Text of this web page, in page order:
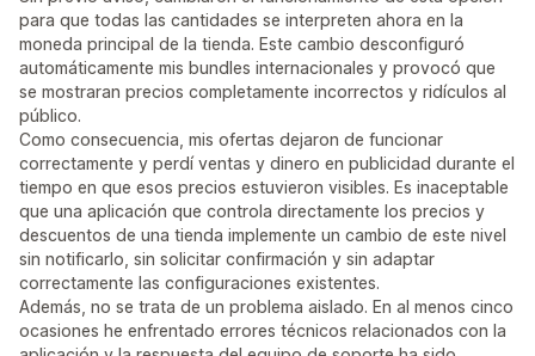
para que todas las cantidades se interpreten ahora en la
moneda principal de la tienda. Este cambio desconfiguró
automáticamente mis bundles internacionales y provocó que
se mostraran precios completamente incorrectos y ridículos al
público.
Como consecuencia, mis ofertas dejaron de funcionar
correctamente y perdí ventas y dinero en publicidad durante el
tiempo en que esos precios estuvieron visibles. Es inaceptable
que una aplicación que controla directamente los precios y
descuentos de una tienda implemente un cambio de este nivel
sin notificarlo, sin solicitar confirmación y sin adaptar
correctamente las configuraciones existentes.
Además, no se trata de un problema aislado. En al menos cinco
ocasiones he enfrentado errores técnicos relacionados con la